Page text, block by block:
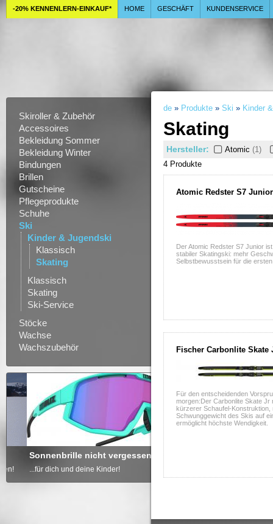
-20% KENNENLERN-EINKAUF* HOME GESCHÄFT KUNDENSERVICE
Skiroller & Zubehör
Accessoires
Bekleidung Sommer
Bekleidung Winter
Bindungen
Brillen
Gutscheine
Pflegeprodukte
Schuhe
Ski
Kinder & Jugendski
Klassisch
Skating
Klassisch
Skating
Ski-Service
Stöcke
Wachse
Wachszubehör
Sonnenbrille nicht vergessen
...für dich und deine Kinder!
Freude schenken -
... von derdoppelstock.at!
de » Produkte » Ski » Kinder
Skating
Hersteller: Atomic (1)
4 Produkte
Atomic Redster S7
Der Atomic Redster S7 Junior
stabiler Skatingski: mehr
Selbstbewusstsein für die
Fischer Carbonlite Skate
Für den entscheidenden
morgen:Der Carbonlite Skate Jr
kürzerer Schaufel-Konstruktion,
Schwunggewicht des Skis auf
ermöglicht höchste Wendigkeit.